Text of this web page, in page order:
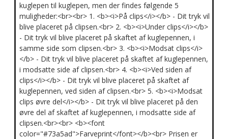
kuglepen til kuglepen, men der findes følgende 5
muligheder:<br><br> 1. <b><i>På clips</i></b> - Dit tryk vil
blive placeret på clipsen.<br> 2. <b><i>Under clips</i></b>
- Dit tryk vil blive placeret på skaftet af kuglepennen, i
samme side som clipsen.<br> 3. <b><i>Modsat clips</i>
</b> - Dit tryk vil blive placeret på skaftet af kuglepennen,
i modsatte side af clipsen.<br> 4. <b><i>Ved siden af
clips</i></b> - Dit tryk vil blive placeret på skaftet af
kuglepennen, ved siden af clipsen.<br> 5. <b><i>Modsat
clips øvre del</i></b> - Dit tryk vil blive placeret på den
øvre del af skaftet af kuglepennen, i modsatte side af
clipsen.<br><br> <b><font
color="#73a5ad">Farveprint</font></b><br> Prisen er